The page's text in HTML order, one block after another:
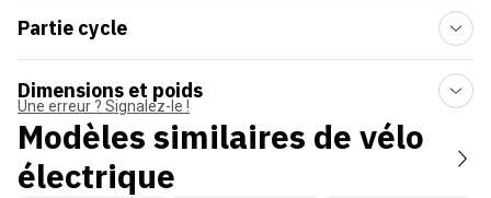
Partie cycle
Dimensions et poids
Une erreur ? Signalez-le !
Modèles similaires de vélo
électrique